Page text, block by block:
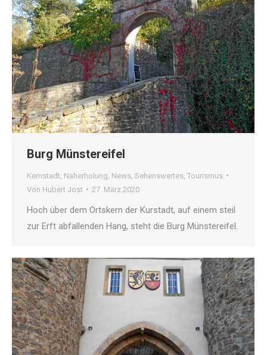
Burg Münstereifel
Kernstadt Naherholung News Sehenswertes Tourismus
Von Hubert Jost 27. März 2020
Hoch über dem Ortskern der Kurstadt, auf einem steil
zur Erft abfallenden Hang, steht die Burg Münstereifel.